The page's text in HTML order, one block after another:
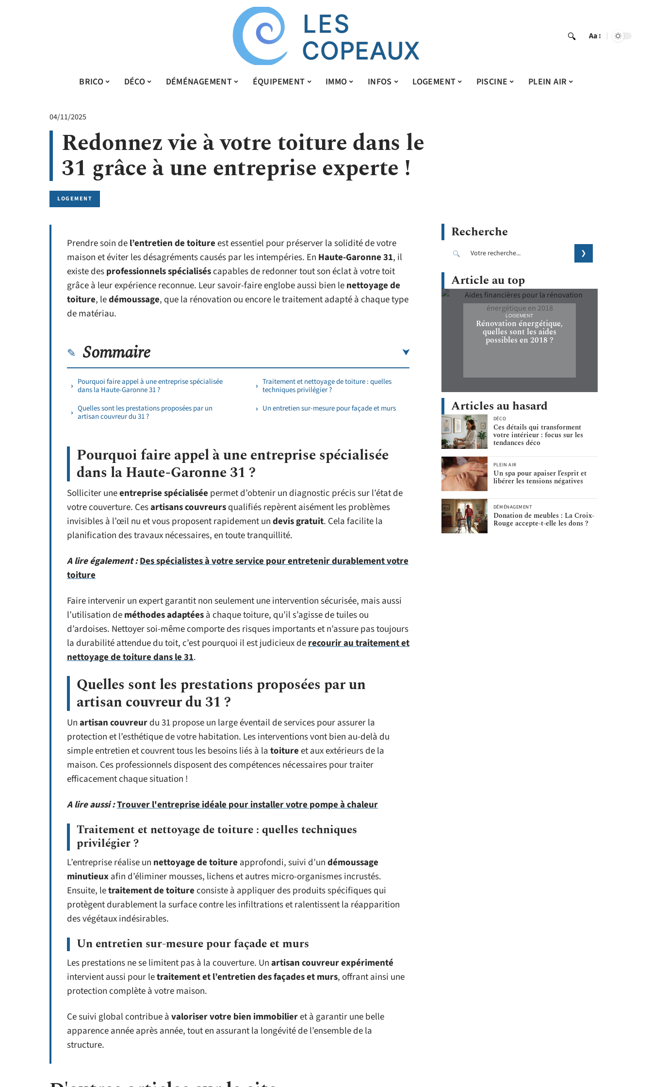
Aa
BRICO DÉCO DÉMÉNAGEMENT ÉQUIPEMENT IMMO INFOS LOGEMENT PISCINE PLEIN AIR
04/11/2025
Redonnez vie à votre toiture dans le
31 grâce à une entreprise experte !
LOGEMENT
Prendre soin del’entretien de toitureest essentiel pour préserver la solidité de votre
maison et éviter les désagréments causés par les intempéries. En Haute-Garonne 31, il
existe desprofessionnels spécialiséscapables de redonner tout son éclat à votre toit
grâce à leur expérience reconnue. Leur savoir-faire englobe aussi bien lenettoyage de
toiture, ledémoussage, que la rénovation ou encore le traitement adapté à chaque type
de matériau.
Sommaire
Pourquoi faire appel à une entreprise spécialisée
dans la Haute-Garonne 31 ?
Quelles sont les prestations proposées par un
artisan couvreur du 31 ?
Traitement et nettoyage de toiture : quelles
techniques privilégier ?
Un entretien sur-mesure pour façade et murs
Pourquoi faire appel à une entreprise spécialisée
dans la Haute-Garonne 31 ?
Solliciter uneentreprise spécialisée permet d’obtenir un diagnostic précis sur l’état de
votre couverture. Cesartisans couvreursqualifiés repèrent aisément les problèmes
invisibles à l’œil nu et vous proposent rapidement undevis gratuit. Cela facilite la
planification des travaux nécessaires, en toute tranquillité.
A lire également :Des spécialistes à votre service pour entretenir durablement votre
toiture
Faire intervenir un expert garantit non seulement une intervention sécurisée, mais aussi
l’utilisation deméthodes adaptéesà chaque toiture, qu’il s’agisse de tuiles ou
d’ardoises. Nettoyer soi-même comporte des risques importants et n’assure pas toujours
la durabilité attendue du toit, c’est pourquoi il est judicieux derecourir au traitement et
nettoyage de toiture dans le 31.
Quelles sont les prestations proposées par un
artisan couvreur du 31 ?
Unartisan couvreurdu 31 propose un large éventail de services pour assurer la
protection et l’esthétique de votre habitation. Les interventions vont bien au-delà du
simple entretien et couvrent tous les besoins liés à latoitureet aux extérieurs de la
maison. Ces professionnels disposent des compétences nécessaires pour traiter
efficacement chaque situation !
A lire aussi :Trouver l'entreprise idéale pour installer votre pompe à chaleur
Traitement et nettoyage de toiture : quelles techniques
privilégier ?
L’entreprise réalise un nettoyage de toiture approfondi, suivi d’undémoussage
minutieuxafin d’éliminer mousses, lichens et autres micro-organismes incrustés.
Ensuite, letraitement de toiture consiste à appliquer des produits spécifiques qui
protègent durablement la surface contre les infiltrations et ralentissent la réapparition
des végétaux indésirables.
Un entretien sur-mesure pour façade et murs
Les prestations ne se limitent pas à la couverture. Unartisan couvreur expérimenté
intervient aussi pour letraitement et l’entretien des façades et murs, offrant ainsi une
protection complète à votre maison.
Ce suivi global contribue àvaloriser votre bien immobilieret à garantir une belle
apparence année après année, tout en assurant la longévité de l’ensemble de la
structure.
Recherche
Article au top
LOGEMENT
Rénovation énergétique,
quelles sont les aides
possibles en 2018 ?
Articles au hasard
DÉCO
Ces détails qui transforment
votre intérieur : focus sur les
tendances déco
PLEIN AIR
Un spa pour apaiser l’esprit et
libérer les tensions négatives
DÉMÉNAGEMENT
Donation de meubles : La Croix-
Rouge accepte-t-elle les dons ?